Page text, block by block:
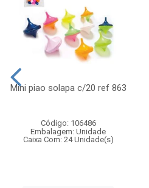
Mini piao solapa c/20 ref 863
Código: 106486
Embalagem: Unidade
Caixa Com: 24 Unidade(s)